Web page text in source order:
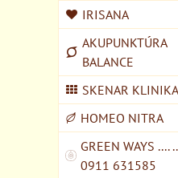
IRISANA
AKUPUNKTÚRA
BALANCE
SKENAR KLINIKA
HOMEO NITRA
GREEN WAYS ....
0911 631585